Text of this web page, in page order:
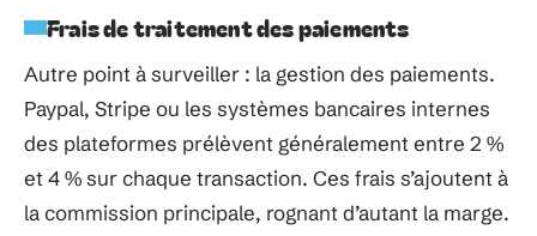
Frais de traitement des paiements
Autre point à surveiller : la gestion des paiements.
Paypal, Stripe ou les systèmes bancaires internes
des plateformes prélèvent généralement entre 2 %
et 4 % sur chaque transaction. Ces frais s’ajoutent à
la commission principale, rognant d’autant la marge.